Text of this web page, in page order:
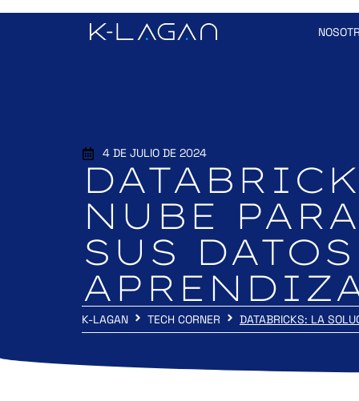
4 DE JULIO DE 2024
NUBE
SUS
K-LAGAN TECH CORNER DATABRICKS: LA